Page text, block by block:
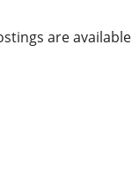
are available